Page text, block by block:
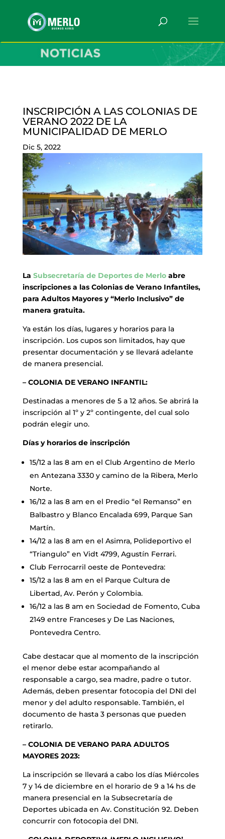
INSCRIPCIÓN A LAS COLONIAS DE
VERANO 2022 DE LA
MUNICIPALIDAD DE MERLO
Dic 5, 2022
La Subsecretaría de Deportes de Merloabre
inscripciones a las Colonias de Verano Infantiles,
para Adultos Mayores y “Merlo Inclusivo” de
manera gratuita.
Ya están los días, lugares y horarios para la
inscripción. Los cupos son limitados, hay que
presentar documentación y se llevará adelante
de manera presencial.
– COLONIA DE VERANO INFANTIL:
Destinadas a menores de 5 a 12 años. Se abrirá la
inscripción al 1º y 2º contingente, del cual solo
podrán elegir uno.
Días y horarios de inscripción
15/12 a las 8 am en el Club Argentino de Merlo
en Antezana 3330 y camino de la Ribera, Merlo
Norte.
16/12 a las 8 am en el Predio “el Remanso” en
Balbastro y Blanco Encalada 699, Parque San
Martín.
14/12 a las 8 am en el Asimra, Polideportivo el
“Triangulo” en Vidt 4799, Agustín Ferrari.
Club Ferrocarril oeste de Pontevedra:
15/12 a las 8 am en el Parque Cultura de
Libertad, Av. Perón y Colombia.
16/12 a las 8 am en Sociedad de Fomento, Cuba
2149 entre Franceses y De Las Naciones,
Pontevedra Centro.
Cabe destacar que al momento de la inscripción
el menor debe estar acompañando al
responsable a cargo, sea madre, padre o tutor.
Además, deben presentar fotocopia del DNI del
menor y del adulto responsable. También, el
documento de hasta 3 personas que pueden
retirarlo.
– COLONIA DE VERANO PARA ADULTOS
MAYORES 2023:
La inscripción se llevará a cabo los días Miércoles
7 y 14 de diciembre en el horario de 9 a 14 hs de
manera presencial en la Subsecretaría de
Deportes ubicada en Av. Constitución 92. Deben
concurrir con fotocopia del DNI.